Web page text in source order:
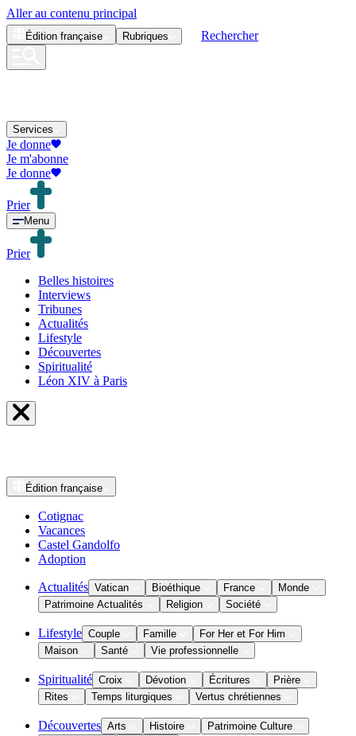
Aller au contenu principal
Édition française Rubriques Rechercher
Services
Je donne
Je m'abonne
Je donne
Prier
Menu
Prier
Belles histoires
Interviews
Tribunes
Actualités
Lifestyle
Découvertes
Spiritualité
Léon XIV à Paris
Édition française
Cotignac
Vacances
Castel Gandolfo
Adoption
Actualités Vatican Bioéthique France
Monde
Patrimoine Actualités
Religion Société
Lifestyle Couple Famille
For Her et For Him
Maison
Santé Vie professionnelle
Spiritualité Croix Dévotion Écritures
Prière
Rites
Temps liturgiques Vertus chrétiennes
Découvertes Arts Histoire
Patrimoine Culture